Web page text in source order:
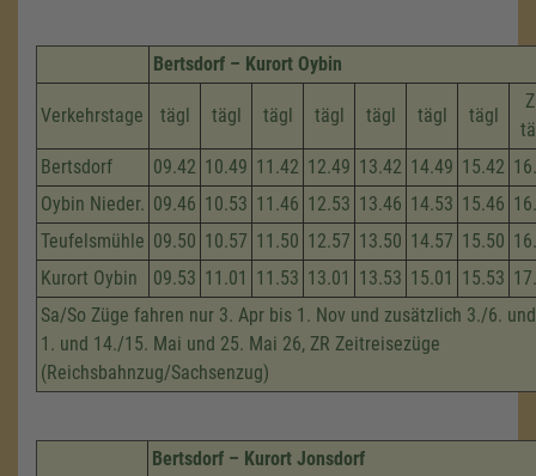
Bertsdorf – Kurort Oybin
Verkehrstage tägl tägl tägl tägl tägl tägl tägl
Bertsdorf
09.42 10.49 11.42 12.49 13.42 14.49 15.42
Oybin Nieder. 09.46 10.53 11.46 12.53 13.46 14.53 15.46
Teufelsmühle 09.50 10.57 11.50 12.57 13.50 14.57 15.50
Kurort Oybin
09.53 11.01 11.53 13.01 13.53 15.01 15.53
Sa/So Züge fahren nur 3. Apr bis 1. Nov und zusätzlich 3./6.
1. und 14./15. Mai und 25. Mai 26, ZR Zeitreisezüge
(Reichsbahnzug/Sachsenzug)
Bertsdorf – Kurort Jonsdorf